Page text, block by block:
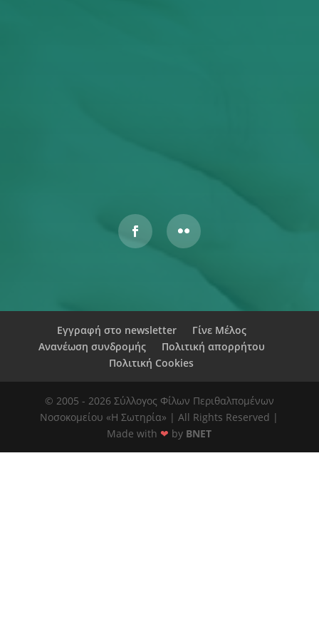
Εγγραφή στο newsletter
Γίνε Μέλος
Ανανέωση συνδρομής
Πολιτική απορρήτου
Πολιτική Cookies
© 2005 - 2026 Σύλλογος Φίλων Περιθαλπομένων
Νοσοκομείου «Η Σωτηρία» | All Rights Reserved |
Made with❤ by BNET